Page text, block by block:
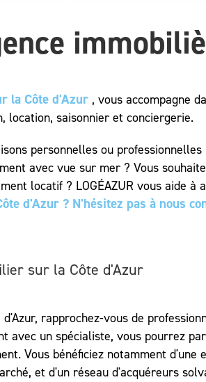
la Côte d'Azur, vous accompagne
location, saisonnier et conciergerie.
personnelles ou professionnelles
avec vue sur mer ? Vous
locatif ? LOGÉAZUR vous aide à
d'Azur ? N'hésitez pas à nous
sur la Côte d'Azur
rapprochez-vous de
avec un spécialiste, vous pourrez
Vous bénéficiez notamment d'une
et d'un réseau d'acquéreurs